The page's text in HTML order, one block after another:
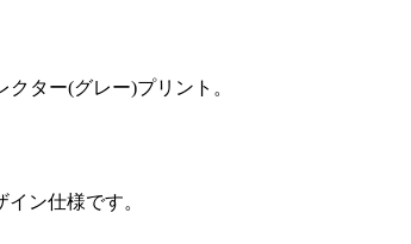
ター(グレー)プリント。
ン仕様です。